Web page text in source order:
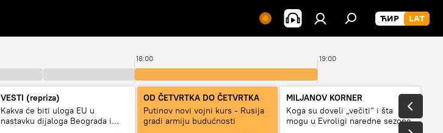
18:00 19:00
VESTI (repriza)
Kakva će biti uloga EU u
nastavku dijaloga Beograda i
OD ČETVRTKA DO ČETVRTKA
Putinov novi vojni kurs - Rusija
gradi armiju budućnosti
MILJANOV KORNER
Koga su doveli „večiti“ i šta
mogu u Evroligi naredne sezone